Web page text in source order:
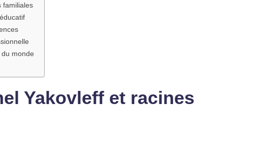
familiales
monde
Yakovleff et racines